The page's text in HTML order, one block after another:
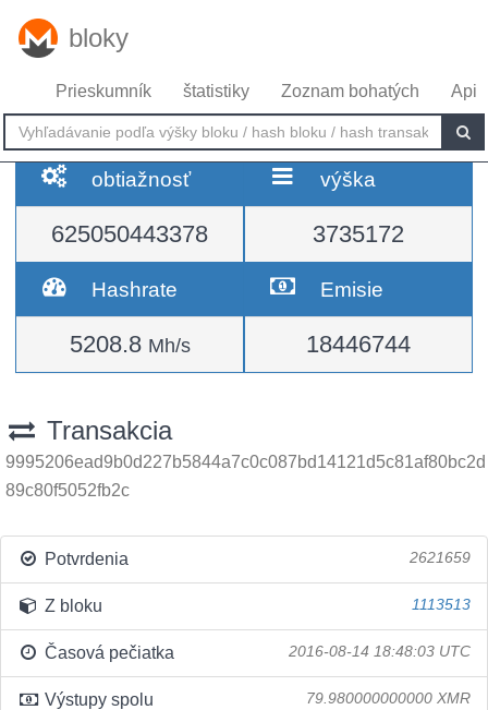
bloky
Prieskumník štatistiky Zoznam bohatých Api
obtiažnosť
625050443378
výška
3735172
Hashrate
5208.8 Mh/s
Emisie
18446744
Transakcia
9995206ead9b0d227b5844a7c0c087bd14121d5c81af80bc2d
89c80f5052fb2c
Potvrdenia 2621659
Z bloku 1113513
Časová pečiatka 2016-08-14 18:48:03 UTC
Výstupy spolu 79.980000000000 XMR